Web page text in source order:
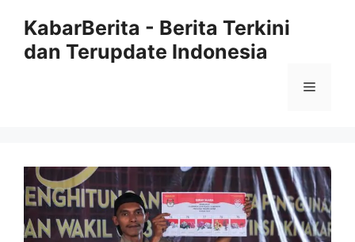
KabarBerita - Berita Terkini
dan Terupdate Indonesia
Menu